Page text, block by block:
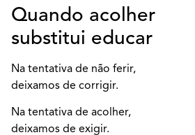
Quando acolher
substitui educar
Na tentativa de não ferir,
deixamos de corrigir.
Na tentativa de acolher,
deixamos de exigir.